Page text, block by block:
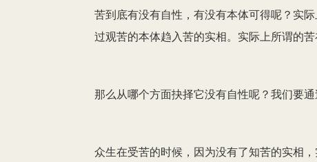
苦到底有没有自性，有没有本体可得呢？实
过观苦的本体趋入苦的实相。实际上所谓的
那么从哪个方面抉择它没有自性呢？我们要
众生在受苦的时候，因为没有了知苦的实相